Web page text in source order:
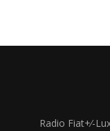
Radio Fiat+⁄-